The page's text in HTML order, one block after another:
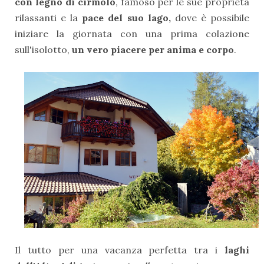
rilassanti e la pace del suo lago,dove è possibile
iniziare la giornata con una prima colazione
sull'isolotto, un vero piacere per anima e corpo.
Il tutto per una vacanza perfetta tra i laghi